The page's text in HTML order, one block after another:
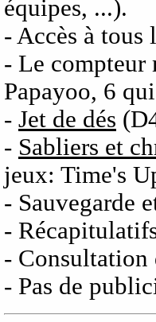
équipes, ...).
- Accès à tous
- Le
Papayoo, 6
- Jet de dés
- Sabliers et
jeux: Time's
- Sauvegarde
-
- Consultation
- Pas de